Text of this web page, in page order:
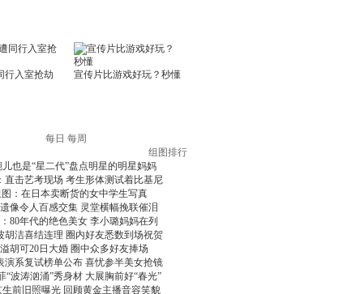
每日 每周
组图排行
儿也是“星二代”盘点明星的明星妈妈
直击艺考现场 考生形体测试着比基尼
：在日本卖断货的女中学生写真
像令人百感交集 灵堂横幅挽联催泪
80年代的绝色美女 李小璐妈妈在列
胡洁喜结连理 圈内好友悉数到场祝贺
胡可20日大婚 圈中众多好友捧场
演系复试榜单公布 喜忧参半美女抢镜
“波涛汹涌”秀身材 大展胸前好“春光”
生前旧照曝光 回顾黄金主播音容笑貌